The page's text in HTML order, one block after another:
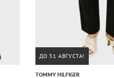
ДО 31 АВГУСТА!
TOMMY HILFIGER